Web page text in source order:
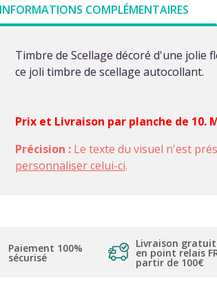
INFORMATIONS COMPLÉMENTAIRES
Timbre de Scellage décoré d'une jolie
ce joli timbre de scellage autocollant.
Prix et Livraison par planche de
Précision : Le texte du visuel n'est
personnaliser celui-ci.
Paiement 100%
sécurisé
Livraison
en point relais
partir de 100€